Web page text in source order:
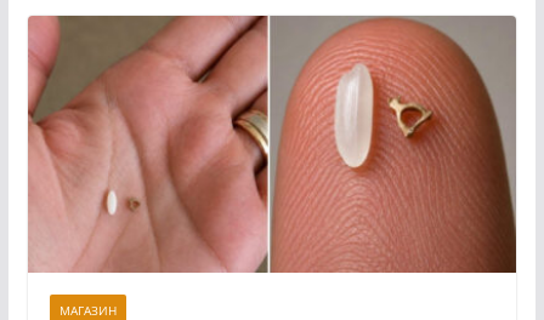
МАГАЗИН